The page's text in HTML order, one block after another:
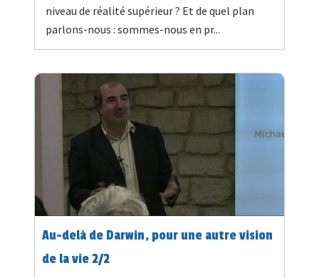
niveau de réalité supérieur ? Et de quel plan
parlons-nous : sommes-nous en pr...
Au-delà de Darwin, pour une autre vision
de la vie 2/2